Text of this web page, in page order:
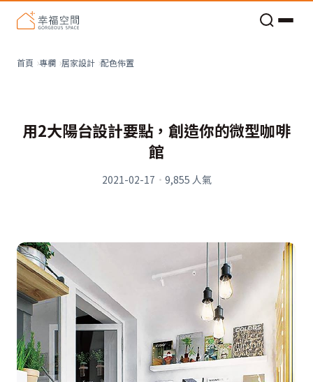
首頁 專欄 居家設計 配色佈置
用2大陽台設計要點，創造你的微型咖啡
館
2021-02-17 · 9,855 人氣